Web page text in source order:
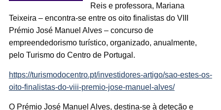
Reis e professora, Mariana
Teixeira – encontra-se entre os oito finalistas do VIII
Prémio José Manuel Alves – concurso de
empreendedorismo turístico, organizado, anualmente,
pelo Turismo do Centro de Portugal.
https://turismodocentro.pt/investidores-artigo/sao-estes-os-
oito-finalistas-do-viii-premio-jose-manuel-alves/
O Prémio José Manuel Alves, destina-se à deteção e